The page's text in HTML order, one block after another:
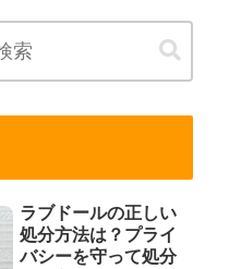
ラブドールの正しい
処分方法は？プライ
バシーを守って処分